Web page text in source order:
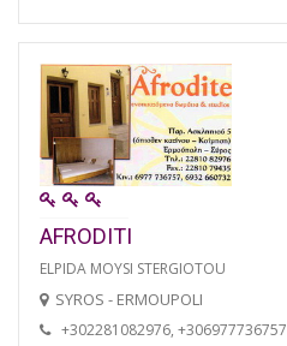
AFRODITI
ELPIDA MOYSI STERGIOTOU
SYROS - ERMOUPOLI
+302281082976, +306977736757